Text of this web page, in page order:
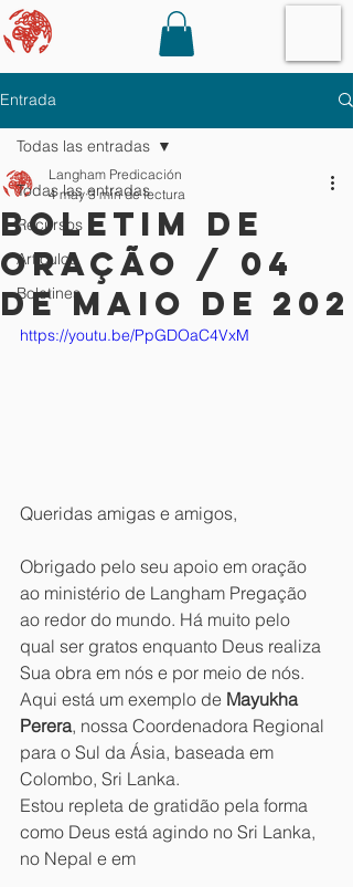
Entrada
Todas las entradas
Recursos
Artículos
Boletines
Todas las entradas
boletim de
oração / 04
de maio de 202
Langham Predicación
4 may 3 min de lectura
https://youtu.be/PpGDOaC4VxM
Queridas amigas e amigos,
Obrigado pelo seu apoio em oração
ao ministério de Langham Pregação
ao redor do mundo. Há muito pelo
qual ser gratos enquanto Deus realiza
Sua obra em nós e por meio de nós.
Aqui está um exemplo de Mayukha
Perera, nossa Coordenadora Regional
para o Sul da Ásia, baseada em
Colombo, Sri Lanka.
Estou repleta de gratidão pela forma
como Deus está agindo no Sri Lanka,
no Nepal e em